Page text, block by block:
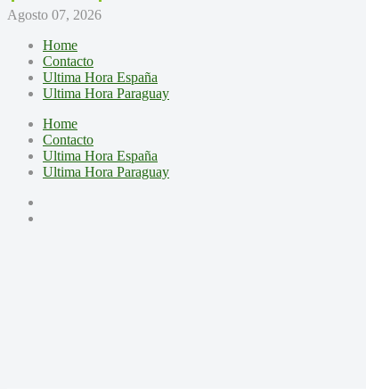
Agosto 07, 2026
Home
Contacto
Ultima Hora España
Ultima Hora Paraguay
Home
Contacto
Ultima Hora España
Ultima Hora Paraguay